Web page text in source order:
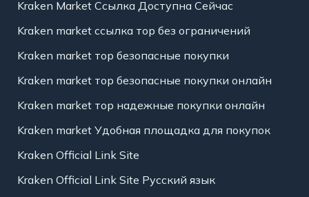
Kraken Market Ссылка Доступна Сейчас
Kraken market ссылка тор без ограничений
Kraken market тор безопасные покупки
Kraken market тор безопасные покупки онлайн
Kraken market тор надежные покупки онлайн
Kraken market Удобная площадка для покупок
Kraken Official Link Site
Kraken Official Link Site Русский язык